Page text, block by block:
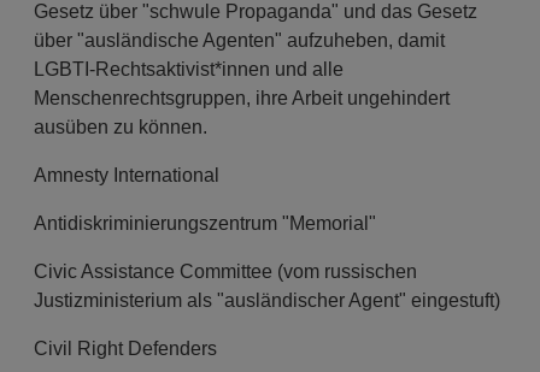
Gesetz über "schwule Propaganda" und das Gesetz
über "ausländische Agenten" aufzuheben, damit
LGBTI-Rechtsaktivist*innen und alle
Menschenrechtsgruppen, ihre Arbeit ungehindert
ausüben zu können.
Amnesty International
Antidiskriminierungszentrum "Memorial"
Civic Assistance Committee (vom russischen
Justizministerium als "ausländischer Agent" eingestuft)
Civil Right Defenders